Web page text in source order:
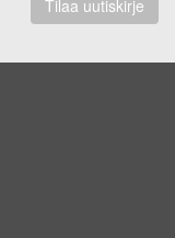
Tilaa uutiskirje